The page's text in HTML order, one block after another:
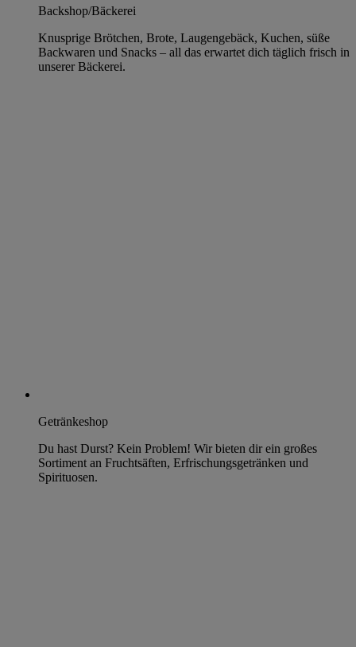
Backshop/Bäckerei
Knusprige Brötchen, Brote, Laugengebäck, Kuchen, süße
Backwaren und Snacks – all das erwartet dich täglich frisch in
unserer Bäckerei.
Getränkeshop
Du hast Durst? Kein Problem! Wir bieten dir ein großes
Sortiment an Fruchtsäften, Erfrischungsgetränken und
Spirituosen.